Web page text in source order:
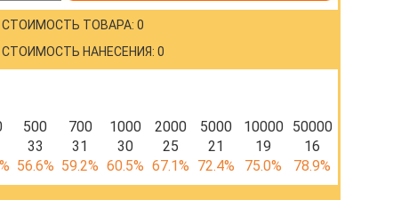
СТОИМОСТЬ ТОВАРА: 0
СТОИМОСТЬ НАНЕСЕНИЯ: 0
500 700 1000 2000 5000 10000 50000
33 31 30 25 21 19
16
56.6% 59.2% 60.5% 67.1% 72.4% 75.0% 78.9%